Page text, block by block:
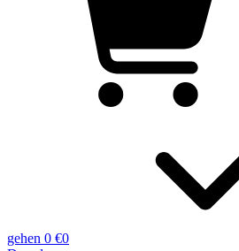
gehen 0 €0